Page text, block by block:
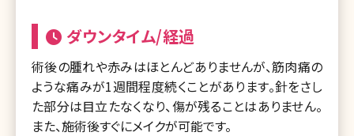
ダウンタイム/経過
術後の腫れや赤みはほとんどありませんが、筋肉痛の
ような痛みが1週間程度続くことがあります。針をさし
た部分は目立たなくなり、傷が残ることはありません。
また、施術後すぐにメイクが可能です。